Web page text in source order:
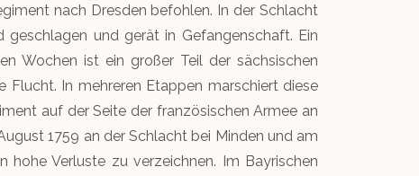
nach Dresden befohlen. In der Schlacht
geschlagen und gerät in Gefangenschaft. Ein
Wochen ist ein großer Teil der sächsischen
Flucht. In mehreren Etappen marschiert diese
auf der Seite der französischen Armee an
1759 an der Schlacht bei Minden und am
hohe Verluste zu verzeichnen. Im Bayrischen